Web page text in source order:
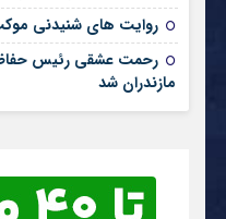
روایت های شنیدنی
رحمت عشقی رئیس
مازندران شد